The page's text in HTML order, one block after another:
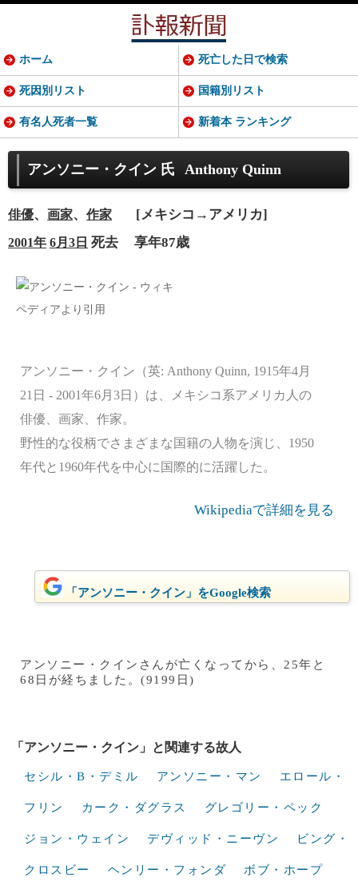
アンソニー・クイン 氏 Anthony Quinn
俳優、 画家、 作家 [メキシコ→アメリカ]
2001年 6月3日 死去 享年87歳
アンソニー・クイン（英: Anthony Quinn, 1915年4月
21日 - 2001年6月3日）は、メキシコ系アメリカ人の
俳優、画家、作家。
野性的な役柄でさまざまな国籍の人物を演じ、1950
年代と1960年代を中心に国際的に活躍した。
Wikipediaで詳細を見る
「アンソニー・クイン」をGoogle検索
アンソニー・クインさんが亡くなってから、25年と
68日が経ちました。(9199日)
「アンソニー・クイン」と関連する故人
セシル・B・デミル アンソニー・マン エロール・
フリン カーク・ダグラス グレゴリー・ペック
ジョン・ウェイン デヴィッド・ニーヴン ビング・
クロスビー ヘンリー・フォンダ ボブ・ホープ
ホーム 死亡した日で検索
死因別リスト 国籍別リスト
有名人死者一覧 新着本 ランキング